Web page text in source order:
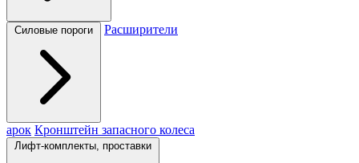
Силовые пороги Расширители
арок Кронштейн запасного колеса
Лифт-комплекты, проставки